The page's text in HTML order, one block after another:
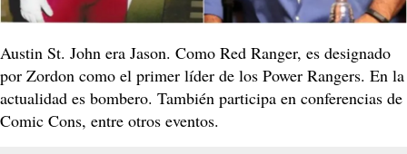
Austin St. John era Jason. Como Red Ranger, es designado
por Zordon como el primer líder de los Power Rangers. En la
actualidad es bombero. También participa en conferencias de
Comic Cons, entre otros eventos.